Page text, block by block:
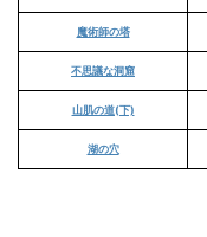
魔術師の塔
不思議な洞窟
山肌の道(下)
湖の穴